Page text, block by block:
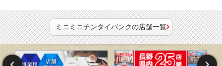
ミニミニチンタイバンクの店舗一覧